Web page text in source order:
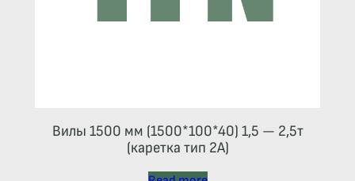
Вилы 1500 мм (1500*100*40) 1,5 — 2,5т
(каретка тип 2A)